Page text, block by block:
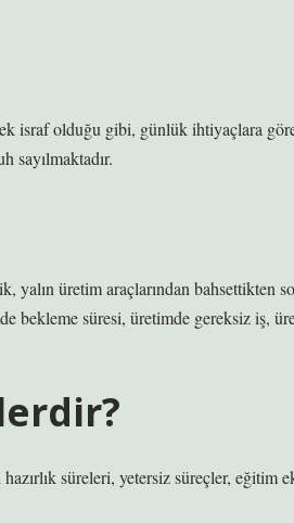
israf olduğu gibi, günlük ihtiyaçlara
sayılmaktadır.
yalın üretim araçlarından bahsettikten
bekleme süresi, üretimde gereksiz iş,
süreleri, yetersiz süreçler, eğitim